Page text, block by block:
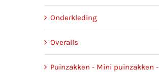
Onderkleding
Overalls
Puinzakken - Mini puinzakken -